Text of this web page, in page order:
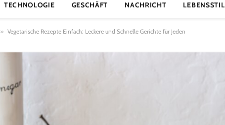
TECHNOLOGIE GESCHÄFT NACHRICHT LEBENSSTIL
» Vegetarische Rezepte Einfach: Leckere und Schnelle Gerichte für Jeden